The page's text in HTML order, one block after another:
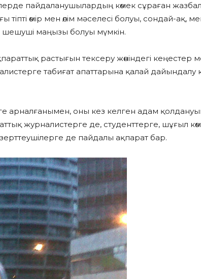
пайдаланушылардың көмек сұраған
өмір мен өлім мәселесі болуы, сондай-ақ,
шешуші маңызы болуы мүмкін.
растығын тексеру жөніндегі кеңестер
табиғат апаттарына қалай дайындалу
арналғанымен, оны кез келген адам
журналистерге де, студенттерге, шұғыл
де пайдалы ақпарат бар.